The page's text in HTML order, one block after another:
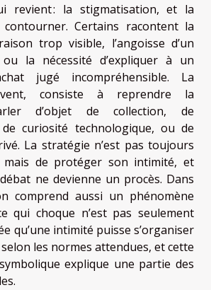
revient : la stigmatisation, et la
Certains racontent la
trop visible, l’angoisse d’un
la nécessité d’expliquer à un
jugé incompréhensible. La
consiste à reprendre la
d’objet de collection, de
curiosité technologique, ou de
La stratégie n’est pas toujours
mais de protéger son intimité, et
ne devienne un procès. Dans
comprend aussi un phénomène
qui choque n’est pas seulement
qu’une intimité puisse s’organiser
les normes attendues, et cette
explique une partie des